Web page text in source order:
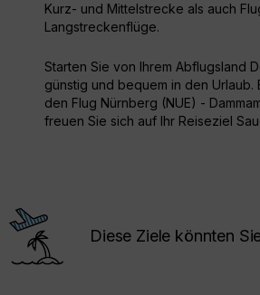
Kurz- und Mittelstrecke als auch
Langstreckenflüge.
Starten Sie von Ihrem Abflugsland
günstig und bequem in den Urlaub.
den Flug Nürnberg (NUE) -
freuen Sie sich auf Ihr Reiseziel
Diese Ziele könnten